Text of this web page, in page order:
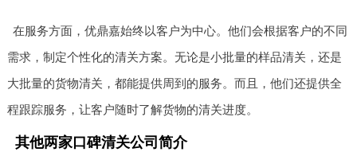
在服务方面，优鼎嘉始终以客户为中心。他们会根据客户的不同
需求，制定个性化的清关方案。无论是小批量的样品清关，还是
大批量的货物清关，都能提供周到的服务。而且，他们还提供全
程跟踪服务，让客户随时了解货物的清关进度。
其他两家口碑清关公司简介